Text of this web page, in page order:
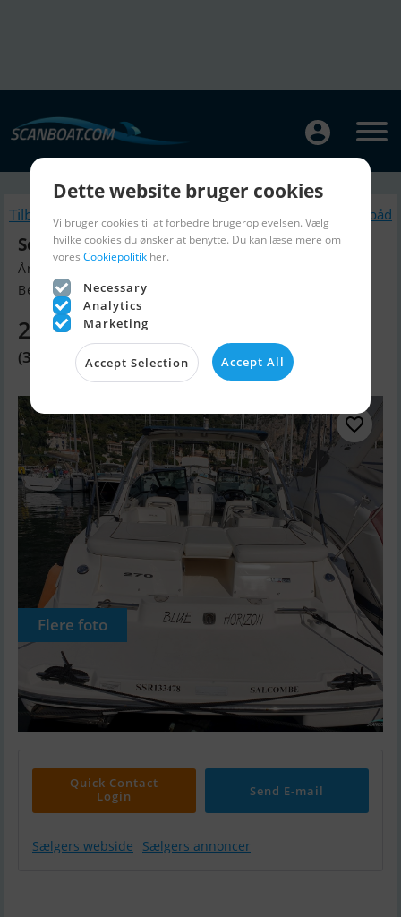
Tilbage Lignende Motorbåd
Sea Ray 270 SLX
Årgang 2008, Motorbåd til salg
Beaulieu sur Mer, Frankrig
238.510 DKK
(31.950 EUR)
Flere foto
Quick Contact
Login
Send E-mail
Sælgers webside Sælgers annoncer
Dette website bruger cookies
Vi bruger cookies til at forbedre brugeroplevelsen. Vælg
hvilke cookies du ønsker at benytte. Du kan læse mere om
vores Cookiepolitik her.
Necessary
Analytics
Marketing
Accept Selection Accept All